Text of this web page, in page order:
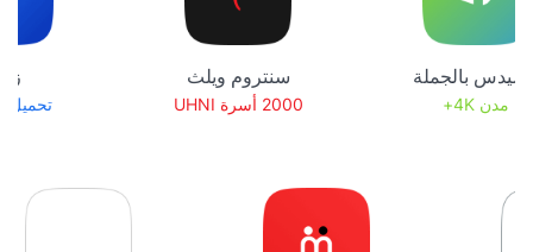
سنتروم ويلث
2000 أسرة UHNI
نيتميدس بالجملة
مدن 4K+